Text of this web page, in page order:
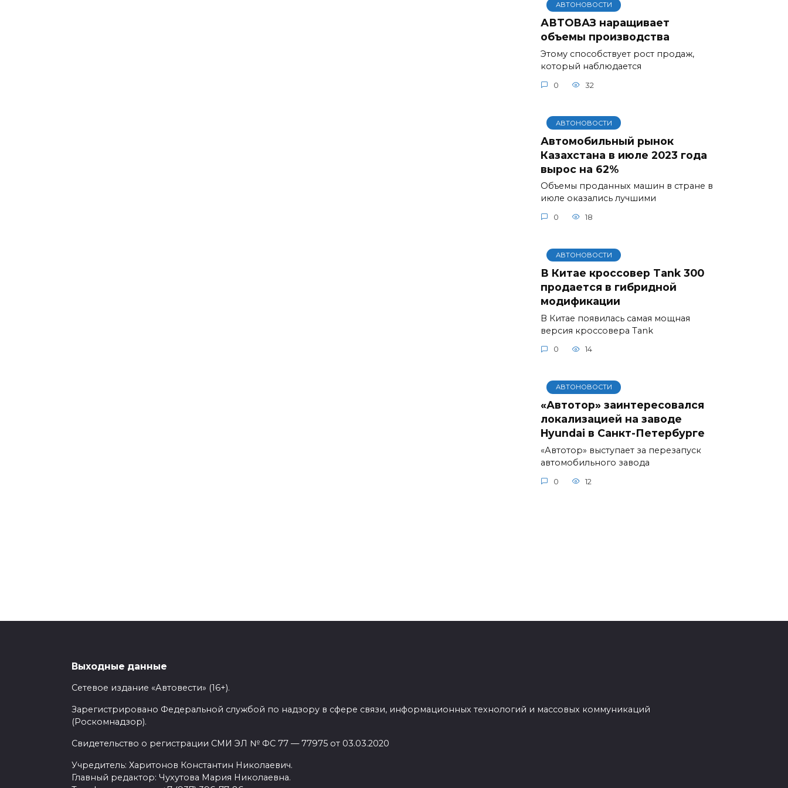
АВТОНОВОСТИ
АВТОВАЗ наращивает
объемы производства
Этому способствует рост продаж,
который наблюдается
0 32
АВТОНОВОСТИ
Автомобильный рынок
Казахстана в июле 2023 года
вырос на 62%
Объемы проданных машин в стране в
июле оказались лучшими
0 18
АВТОНОВОСТИ
В Китае кроссовер Tank 300
продается в гибридной
модификации
В Китае появилась самая мощная
версия кроссовера Tank
0 14
АВТОНОВОСТИ
«Автотор» заинтересовался
локализацией на заводе
Hyundai в Санкт-Петербурге
«Автотор» выступает за перезапуск
автомобильного завода
0 12
Выходные данные
Сетевое издание «Автовести» (16+).
Зарегистрировано Федеральной службой по надзору в сфере связи, информационных технологий и массовых коммуникаций
(Роскомнадзор).
Свидетельство о регистрации СМИ ЭЛ № ФС 77 — 77975 от 03.03.2020
Учредитель: Харитонов Константин Николаевич.
Главный редактор: Чухутова Мария Николаевна.